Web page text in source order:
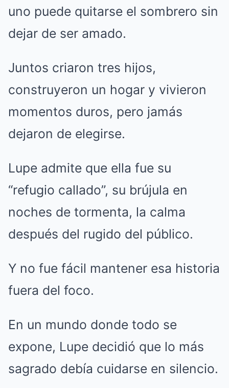
uno puede quitarse el sombrero sin
dejar de ser amado.
Juntos criaron tres hijos,
construyeron un hogar y vivieron
momentos duros, pero jamás
dejaron de elegirse.
Lupe admite que ella fue su
“refugio callado”, su brújula en
noches de tormenta, la calma
después del rugido del público.
Y no fue fácil mantener esa historia
fuera del foco.
En un mundo donde todo se
expone, Lupe decidió que lo más
sagrado debía cuidarse en silencio.